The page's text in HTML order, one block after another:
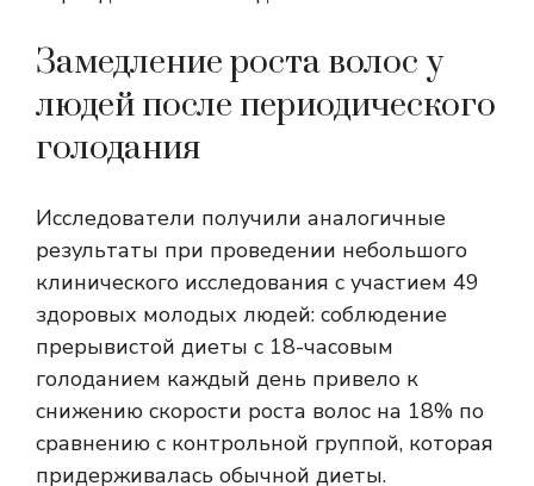
Замедление роста волос у
людей после периодического
голодания
Исследователи получили аналогичные
результаты при проведении небольшого
клинического исследования с участием 49
здоровых молодых людей: соблюдение
прерывистой диеты с 18-часовым
голоданием каждый день привело к
снижению скорости роста волос на 18% по
сравнению с контрольной группой, которая
придерживалась обычной диеты.